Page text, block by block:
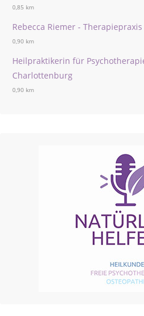
0,85 km
Rebecca Riemer -
0,90 km
Heilpraktikerin für
Charlottenburg
0,90 km